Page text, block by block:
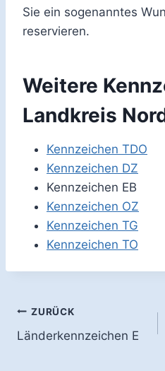
Sie ein sogenanntes
reservieren.
Weitere
Landkreis
Kennzeichen TDO
Kennzeichen DZ
Kennzeichen EB
Kennzeichen OZ
Kennzeichen TG
Kennzeichen TO
ZURÜCK
Länderkennzeichen E